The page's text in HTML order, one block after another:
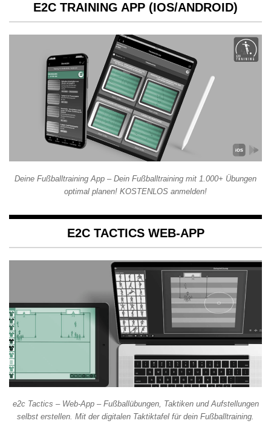
E2C TRAINING APP (IOS/ANDROID)
Deine Fußballtraining App – Dein Fußballtraining mit 1.000+ Übungen
optimal planen! KOSTENLOS anmelden!
E2C TACTICS WEB-APP
e2c Tactics – Web-App – Fußballübungen, Taktiken und Aufstellungen
selbst erstellen. Mit der digitalen Taktiktafel für dein Fußballtraining.